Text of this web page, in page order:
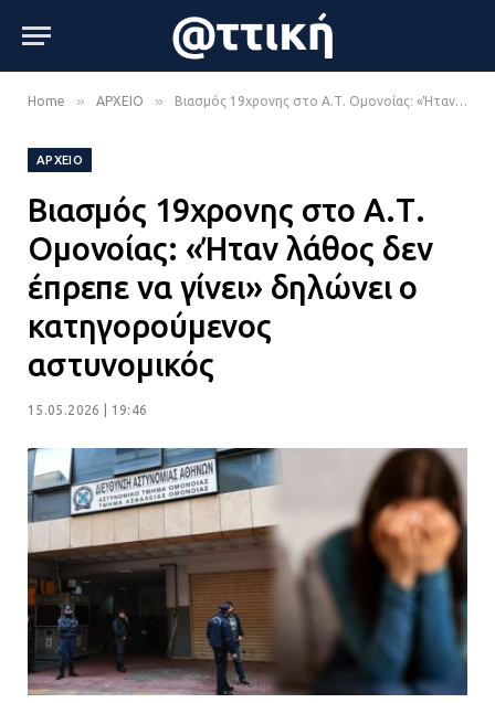
Home » ΑΡΧΕΙΟ » Βιασμός 19χρονης στο Α.Τ. Ομονοίας: «Ήταν λάθος δεν έπρεπε να γίνει» δηλώνει ο κατηγορούμενος αστυνομικός
ΑΡΧΕΙΟ
Βιασμός 19χρονης στο Α.Τ.
Ομονοίας: «Ήταν λάθος δεν
έπρεπε να γίνει» δηλώνει ο
κατηγορούμενος
αστυνομικός
15.05.2026 | 19:46